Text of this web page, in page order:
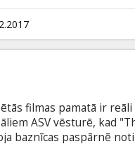
par viņas
pati Džekija? Filma
filmas pamatā ir
ASV vēsturē, kad
baznīcas paspārnē